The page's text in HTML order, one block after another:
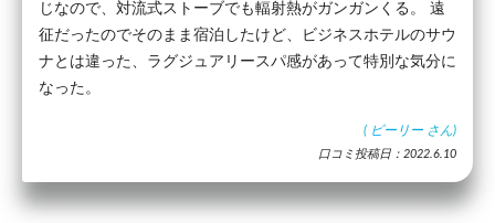
じなので、対流式ストーブでも輻射熱がガンガンくる。 遠
征だったのでそのまま宿泊したけど、ビジネスホテルのサウ
ナとは違った、ラグジュアリースパ感があって特別な気分に
なった。
( ピーリー さん)
口コミ投稿日：2022.6.10